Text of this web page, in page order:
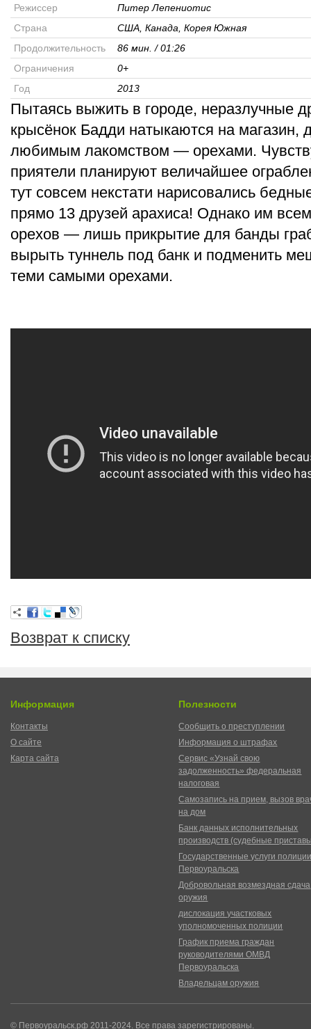
Режиссер
Питер Лепениотис
Страна
США, Канада, Корея Южная
Продолжительность
86 мин. / 01:26
Ограничения
0+
Год
2013
Пытаясь выжить в городе, неразлучные
крысёнок Бадди натыкаются на магазин,
любимым лакомством — орехами.
приятели планируют величайшее
тут совсем некстати нарисовались
прямо 13 друзей арахиса! Однако им
орехов — лишь прикрытие для банды
вырыть туннель под банк и подменить
теми самыми орехами.
Возврат к списку
Информация
Контакты
О сайте
Карта сайта
Полезности
Сообщить о преступлении
Информация о штрафах
Сервис «Узнай свою
задолженность» федеральная
налоговая
Самозапись на прием, вызов
на дом
Банк данных исполнительных
производств (судебные
Государственные услуги
Первоуральска
Добровольная возмездная сдача
оружия
дислокация участковых
уполномоченных полиции
График приема граждан
руководителями ОМВД
Первоуральска
Владельцам оружия
© Первоуральск.рф 2011-2024. Все права зарегистрированы.